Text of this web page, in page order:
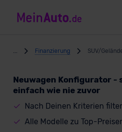
Finanzierung SUV/
Neuwagen Konfigurator -
einfach wie nie zuvor
Nach Deinen Kriterien
Alle Modelle zu Top-